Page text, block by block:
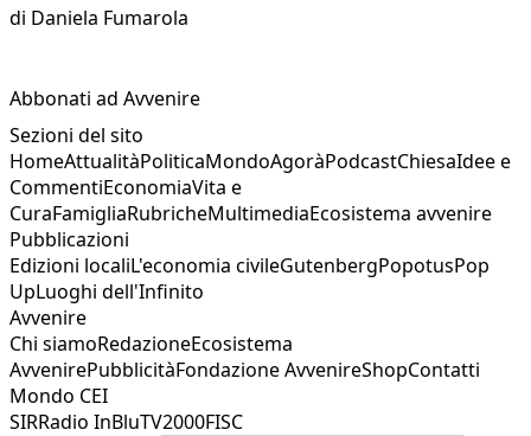
di Daniela Fumarola
Abbonati ad Avvenire
Sezioni del sito
HomeAttualitàPoliticaMondoAgoràPodcastChiesaIdee e
CommentiEconomiaVita e
CuraFamigliaRubricheMultimediaEcosistema avvenire
Pubblicazioni
Edizioni localiL'economia civileGutenbergPopotusPop
UpLuoghi dell'Infinito
Avvenire
Chi siamoRedazioneEcosistema
AvvenirePubblicitàFondazione AvvenireShopContatti
Mondo CEI
SIRRadio InBluTV2000FISC